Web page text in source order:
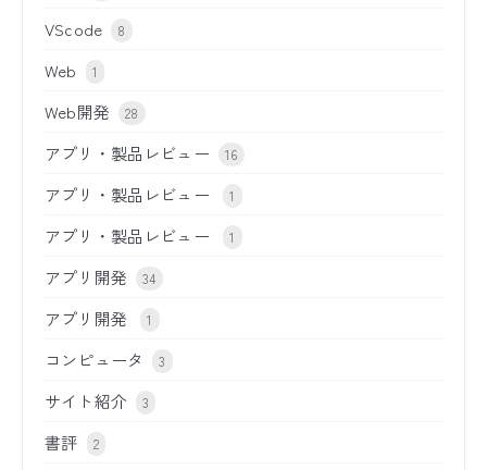
VScode 8
Web 1
Web開発 28
アプリ・製品レビュー 16
アプリ・製品レビュー 1
アプリ・製品レビュー 1
アプリ開発 34
アプリ開発 1
コンピュータ 3
サイト紹介 3
書評 2